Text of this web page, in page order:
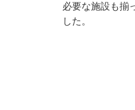
必要な施設も揃
した。